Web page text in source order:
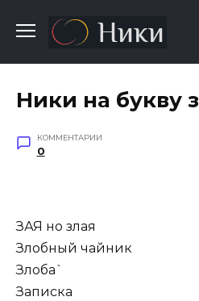
содержанию
Ники на букву з
КОММЕНТАРИИ
0
ЗАЯ но злая
Злобный чайник
Злоба`
Записка